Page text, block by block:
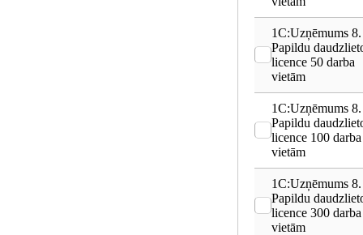
1C:Uzņēmums 8.
Papildu
licence 50 darba
vietām
1C:Uzņēmums 8.
Papildu
licence 100 darba
vietām
1C:Uzņēmums 8.
Papildu
licence 300 darba
vietām